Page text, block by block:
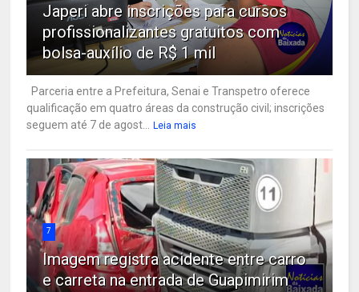
Japeri abre inscrições para cursos
profissionalizantes gratuitos com
bolsa-auxílio de R$ 1 mil
Parceria entre a Prefeitura, Senai e Transpetro oferece
qualificação em quatro áreas da construção civil; inscrições
seguem até 7 de agost...
Leia mais
7
Imagem registra acidente entre carro
e carreta na entrada de Guapimirim